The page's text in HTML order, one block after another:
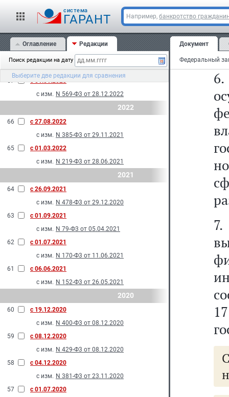
cистема
ГАРАНТ Например, банкротство
Оглавление Редакции
Поиск редакции на дату
Выберите две редакции для сравнения
с 01.01.2024
N 293-Ф3 от 10.07.2023
2023
с изм. N 137-Ф3 от 28.04.2023
67
с 01.01.2023
с изм. N 569-Ф3 от 28.12.2022
2022
66
с 27.08.2022
с изм. N 385-Ф3 от 29.11.2021
65
с 01.03.2022
с изм. N 219-Ф3 от 28.06.2021
2021
64
с 26.09.2021
с изм. N 478-Ф3 от 29.12.2020
63
с 01.09.2021
с изм. N 79-Ф3 от 05.04.2021
62
с 01.07.2021
с изм. N 170-Ф3 от 11.06.2021
61
с 06.06.2021
с изм. N 152-Ф3 от 26.05.2021
2020
60
с 19.12.2020
с изм. N 400-Ф3 от 08.12.2020
59
с 08.12.2020
с изм. N 429-Ф3 от 08.12.2020
58
с 04.12.2020
с изм. N 381-Ф3 от 23.11.2020
57
с 01.07.2020
Документ